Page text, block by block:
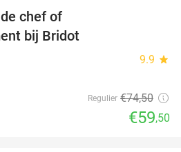
chef of
bij Bridot
9.9 star
Regulier €74,50
€59,50